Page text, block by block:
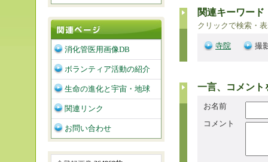
関連キーワード
クリックで検索・
寺院 撮
一言、コメント
お名前
コメント
消化管医用画像DB
ボランティア活動の紹介
生命の進化と宇宙・地球
関連リンク
お問い合わせ